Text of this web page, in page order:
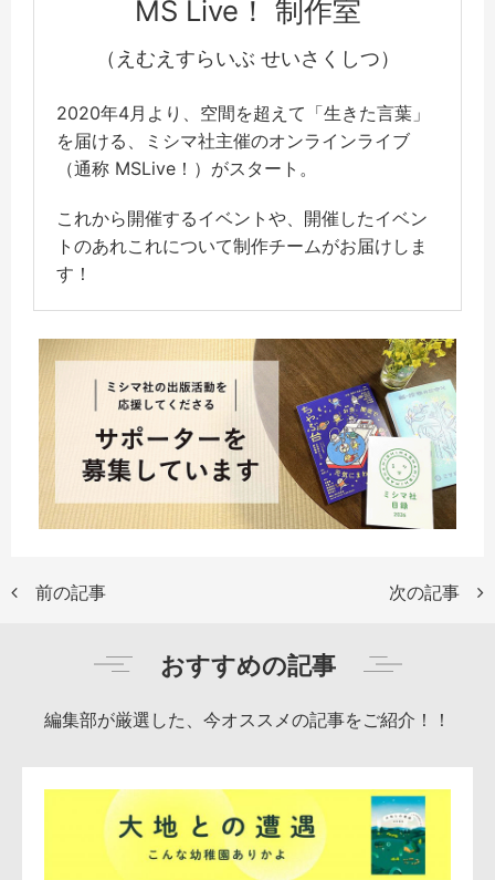
MS Live！ 制作室
（えむえすらいぶ せいさくしつ）
2020年4月より、空間を超えて「生きた言葉」
を届ける、ミシマ社主催のオンラインライブ
（通称 MSLive！）がスタート。
これから開催するイベントや、開催したイベン
トのあれこれについて制作チームがお届けしま
す！
前の記事 次の記事
おすすめの記事
編集部が厳選した、今オススメの記事をご紹介！！